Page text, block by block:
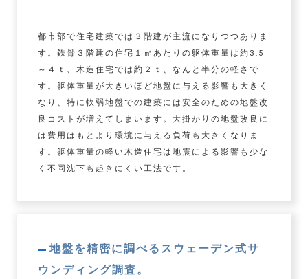
都市部で住宅建築では３階建が主流になりつつありま
す。鉄骨３階建の住宅１㎡あたりの躯体重量は約3.5
～４ｔ、木造住宅では約２ｔ、なんと半分の軽さで
す。躯体重量が大きいほど地盤に与える影響も大きく
なり、特に軟弱地盤での建築には安全のための地盤改
良コストが増えてしまいます。大掛かりの地盤改良に
は費用はもとより環境に与える負荷も大きくなりま
す。躯体重量の軽い木造住宅は地震による影響も少な
く不同沈下も起きにくい工法です。
地盤を精密に調べるスウェーデン式サ
ウンディング調査。